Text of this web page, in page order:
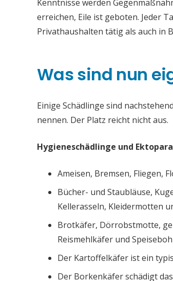
Kenntnisse werden
erreichen, Eile ist geboten. Jeder
Privathaushalten tätig als auch in
Was sind nun
Einige Schädlinge sind
nennen. Der Platz reicht nicht aus.
Hygieneschädlinge und
Ameisen, Bremsen, Fliegen,
Bücher- und Staubläuse,
Kellerasseln, Kleidermotten
Brotkäfer, Dörrobstmotte,
Reismehlkäfer und
Der Kartoffelkäfer ist ein
Der Borkenkäfer schädigt